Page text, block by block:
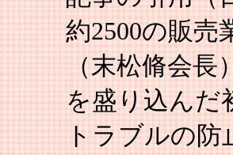
約2500の販売
（末松脩会
を盛り込んだ
トラブルの